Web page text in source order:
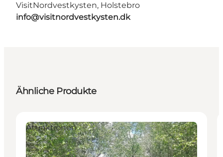
VisitNordvestkysten, Holstebro
info@visitnordvestkysten.dk
Ähnliche Produkte
Attraktionen